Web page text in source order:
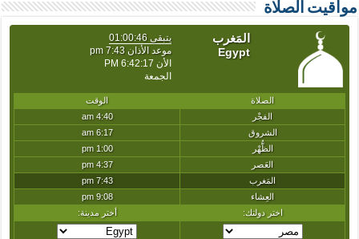
مواقيت الصلاة